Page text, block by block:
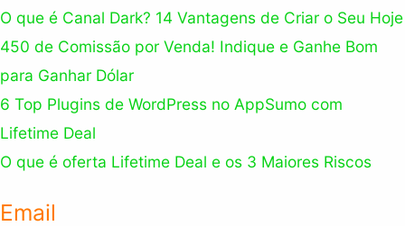
O que é Canal Dark? 14 Vantagens de Criar o Seu Hoje
450 de Comissão por Venda! Indique e Ganhe Bom
para Ganhar Dólar
6 Top Plugins de WordPress no AppSumo com
Lifetime Deal
O que é oferta Lifetime Deal e os 3 Maiores Riscos
Email